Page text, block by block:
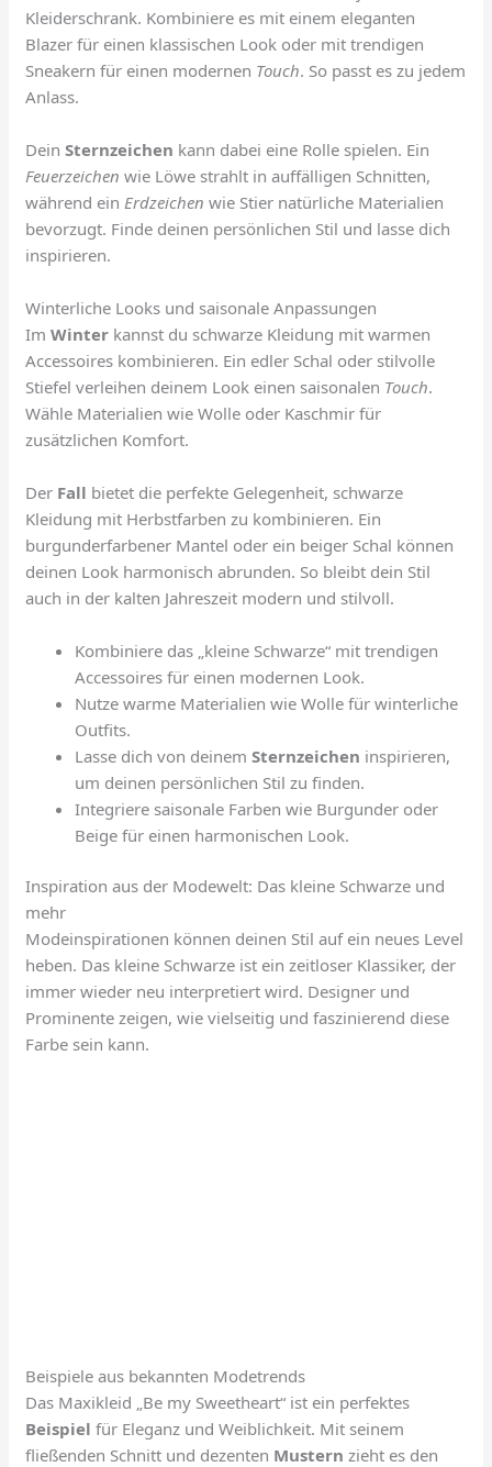
Kleiderschrank. Kombiniere es mit einem eleganten
Blazer für einen klassischen Look oder mit trendigen
Sneakern für einen modernen Touch. So passt es zu jedem
Anlass.
DeinSternzeichen kann dabei eine Rolle spielen. Ein
Feuerzeichen wie Löwe strahlt in auffälligen Schnitten,
während ein Erdzeichen wie Stier natürliche Materialien
bevorzugt. Finde deinen persönlichen Stil und lasse dich
inspirieren.
Winterliche Looks und saisonale Anpassungen
ImWinter kannst du schwarze Kleidung mit warmen
Accessoires kombinieren. Ein edler Schal oder stilvolle
Stiefel verleihen deinem Look einen saisonalen Touch.
Wähle Materialien wie Wolle oder Kaschmir für
zusätzlichen Komfort.
Der Fall bietet die perfekte Gelegenheit, schwarze
Kleidung mit Herbstfarben zu kombinieren. Ein
burgunderfarbener Mantel oder ein beiger Schal können
deinen Look harmonisch abrunden. So bleibt dein Stil
auch in der kalten Jahreszeit modern und stilvoll.
Kombiniere das „kleine Schwarze“ mit trendigen
Accessoires für einen modernen Look.
Nutze warme Materialien wie Wolle für winterliche
Outfits.
Lasse dich von deinemSternzeichen inspirieren,
um deinen persönlichen Stil zu finden.
Integriere saisonale Farben wie Burgunder oder
Beige für einen harmonischen Look.
Inspiration aus der Modewelt: Das kleine Schwarze und
mehr
Modeinspirationen können deinen Stil auf ein neues Level
heben. Das kleine Schwarze ist ein zeitloser Klassiker, der
immer wieder neu interpretiert wird. Designer und
Prominente zeigen, wie vielseitig und faszinierend diese
Farbe sein kann.
Beispiele aus bekannten Modetrends
Das Maxikleid „Be my Sweetheart“ ist ein perfektes
Beispiel für Eleganz und Weiblichkeit. Mit seinem
fließenden Schnitt und dezenten Mustern zieht es den